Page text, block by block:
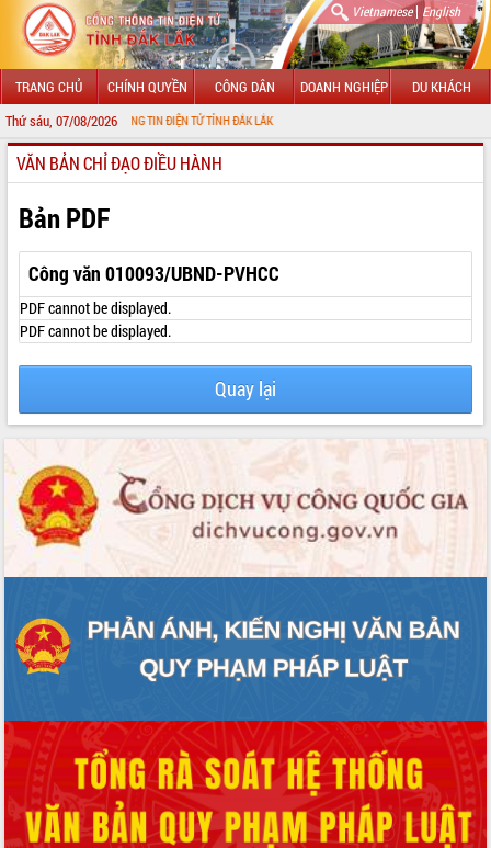
Vietnamese| English
TRANG CHỦ CHÍNH QUYỀN CÔNG DÂN DOANH NGHIỆP DU KHÁCH
Thứ sáu, 07/08/2026
CỔNG THÔNG TIN ĐIỆN TỬ TỈNH ĐẮK LẮK
GIỚI THIỆU
LÃNH ĐẠO UBND TỈNH
TIN TỨC SỰ KIỆN
SỞ, BAN, NGÀNH
UBND CÁC XÃ, PHƯỜNG
HỆ THỐNG VĂN BẢN
VĂN BẢN HĐND TỈNH
ĐIỂM TIN VĂN BẢN
QUY HOẠCH - KẾ HOẠCH
VĂN BẢN CHỈ ĐẠO ĐIỀU HÀNH
Bản PDF
Công văn 010093/UBND-PVHCC
PDF cannot be displayed.
PDF cannot be displayed.
Quay lại